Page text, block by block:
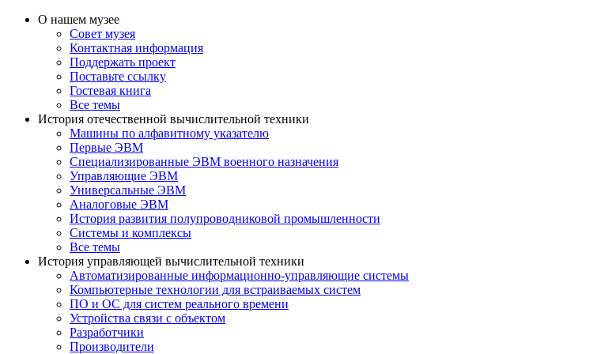
О нашем музее
Совет музея
Контактная информация
Поддержать проект
Поставьте ссылку
Гостевая книга
Все темы
История отечественной вычислительной техники
Машины по алфавитному указателю
Первые ЭВМ
Специализированные ЭВМ военного назначения
Управляющие ЭВМ
Универсальные ЭВМ
Аналоговые ЭВМ
История развития полупроводниковой промышленности
Системы и комплексы
Все темы
История управляющей вычислительной техники
Автоматизированные информационно-управляющие системы
Компьютерные технологии для встраиваемых систем
ПО и ОС для систем реального времени
Устройства связи с объектом
Разработчики
Производители